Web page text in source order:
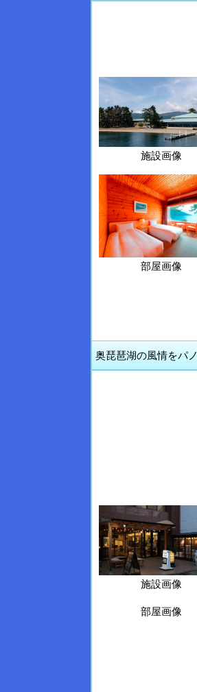
施設画像
部屋画像
奥琵琶湖の風情をパ
施設画像
部屋画像